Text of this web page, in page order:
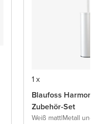
1 x
Blaufoss Harmony
Zubehör-Set
Weiß matt|Metall und